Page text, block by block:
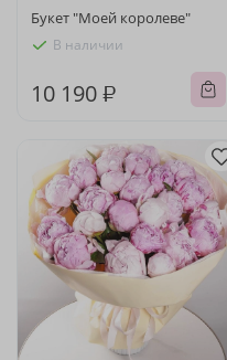
Букет "Моей королеве"
В наличии
10 190 ₽